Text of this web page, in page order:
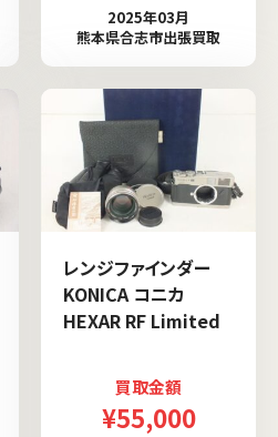
2025年03月
熊本県合志市出張買取
レンジファインダー
KONICA コニカ
HEXAR RF Limited
買取金額
¥55,000